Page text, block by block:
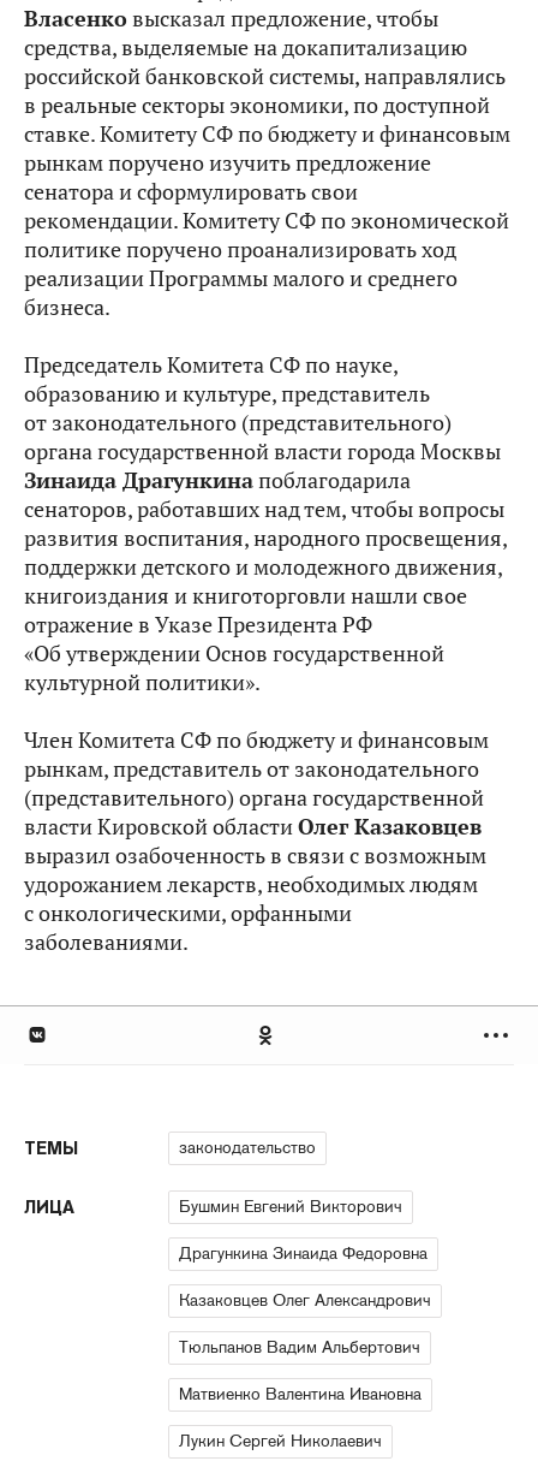
Власенковысказал предложение, чтобы
средства, выделяемые на докапитализацию
российской банковской системы, направлялись
в реальные секторы экономики, по доступной
ставке. Комитету СФ по бюджету и финансовым
рынкам поручено изучить предложение
сенатора и сформулировать свои
рекомендации. Комитету СФ по экономической
политике поручено проанализировать ход
реализации Программы малого и среднего
бизнеса.
Председатель Комитета СФ по науке,
образованию и культуре, представитель
от законодательного (представительного)
органа государственной власти города Москвы
Зинаида Драгункинапоблагодарила
сенаторов, работавших над тем, чтобы вопросы
развития воспитания, народного просвещения,
поддержки детского и молодежного движения,
книгоиздания и книготорговли нашли свое
отражение в Указе Президента РФ
«Об утверждении Основ государственной
культурной политики».
Член Комитета СФ по бюджету и финансовым
рынкам, представитель от законодательного
(представительного) органа государственной
власти Кировской областиОлег Казаковцев
выразил озабоченность в связи с возможным
удорожанием лекарств, необходимых людям
с онкологическими, орфанными
заболеваниями.
ТЕМЫ законодательство
ЛИЦА Бушмин Евгений Викторович
Драгункина Зинаида Федоровна
Казаковцев Олег Александрович
Тюльпанов Вадим Альбертович
Матвиенко Валентина Ивановна
Лукин Сергей Николаевич